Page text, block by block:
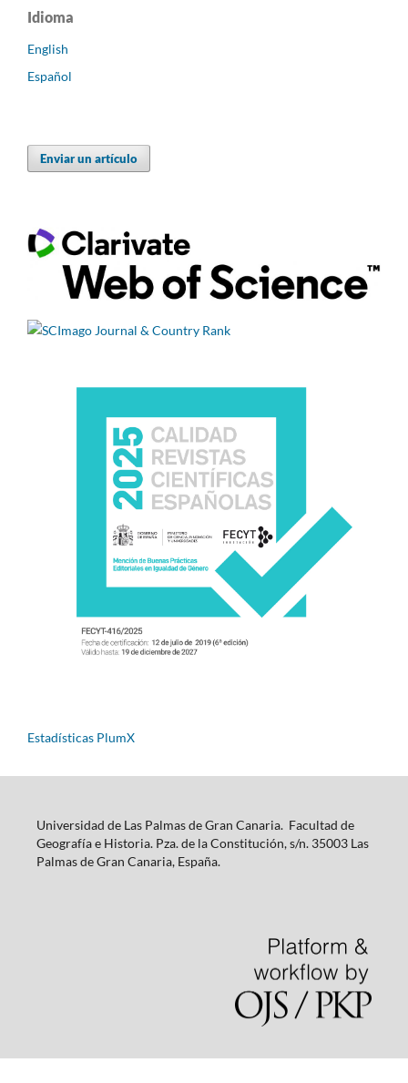
Idioma
English
Español
Enviar un artículo
Estadísticas PlumX
Universidad de Las Palmas de Gran Canaria. Facultad de
Geografía e Historia. Pza. de la Constitución, s/n. 35003 Las
Palmas de Gran Canaria, España.